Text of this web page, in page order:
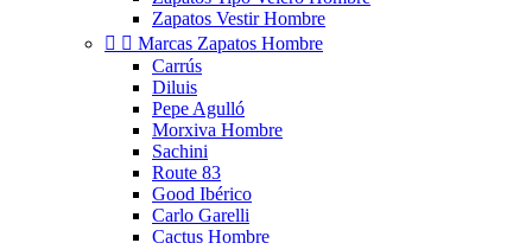
Zapatos Vestir Hombre
  Marcas Zapatos Hombre
Carrús
Diluis
Pepe Agulló
Morxiva Hombre
Sachini
Route 83
Good Ibérico
Carlo Garelli
Cactus Hombre